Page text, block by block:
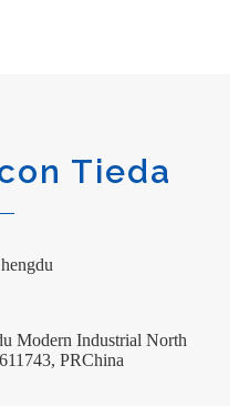
Tieda
Modern Industrial North
PRChina